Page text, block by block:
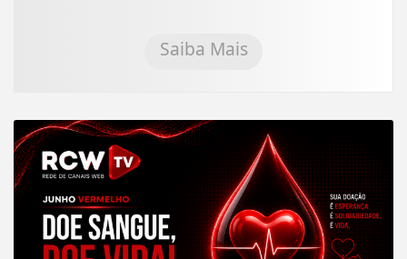
Saiba Mais